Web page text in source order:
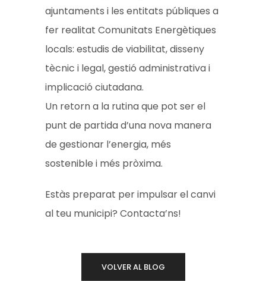
ajuntaments i les entitats públiques a
fer realitat Comunitats Energètiques
locals: estudis de viabilitat, disseny
tècnic i legal, gestió administrativa i
implicació ciutadana.
Un retorn a la rutina que pot ser el
punt de partida d’una nova manera
de gestionar l’energia, més
sostenible i més pròxima.
Estàs preparat per impulsar el canvi
al teu municipi? Contacta’ns!
VOLVER AL BLOG